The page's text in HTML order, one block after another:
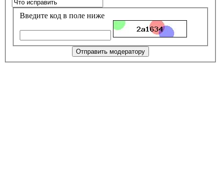
Введите код в поле ниже
Отправить модератору